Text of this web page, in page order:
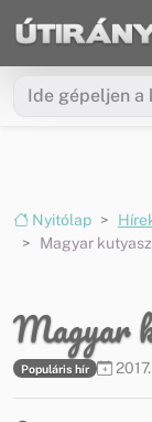
Ugrás a
Ugrás a
Nyitólap
Magyar
Magyar
Populáris hír